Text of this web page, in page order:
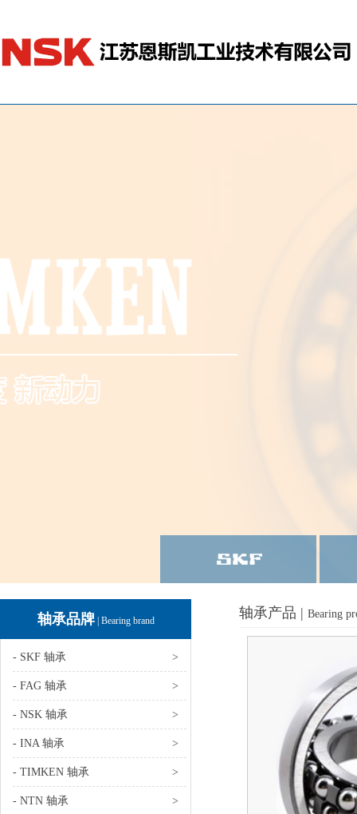
轴承品牌| Bearing brand
- SKF 轴承 >
- FAG 轴承 >
- NSK 轴承 >
- INA 轴承 >
- TIMKEN 轴承 >
- NTN 轴承 >
轴承产品 | Bearing